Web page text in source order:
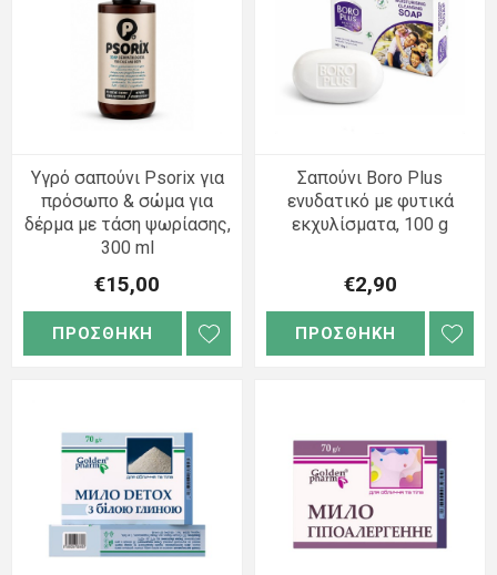
Υγρό σαπούνι Psorix για
πρόσωπο & σώμα για
δέρμα με τάση ψωρίασης,
300 ml
€15,00
ΠΡΟΣΘΗΚΗ
Σαπούνι Boro Plus
ενυδατικό με φυτικά
εκχυλίσματα, 100 g
€2,90
ΠΡΟΣΘΗΚΗ